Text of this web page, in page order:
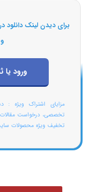
برای دیدن لینک دانلود
ورود یا
مزایای اشتراک ویژه :
تخصصی، درخواست مقالات
تخفیف ویژه محصولات